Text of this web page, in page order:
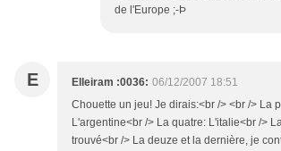
de l'Europe ;-Þ
E Elleiram :0036: 06/12/2007 18:51
Chouette un jeu! Je dirais:<br /> <br /> La
L'argentine<br /> La quatre: L'italie<br />
trouvé<br /> La deuze et la dernière, je